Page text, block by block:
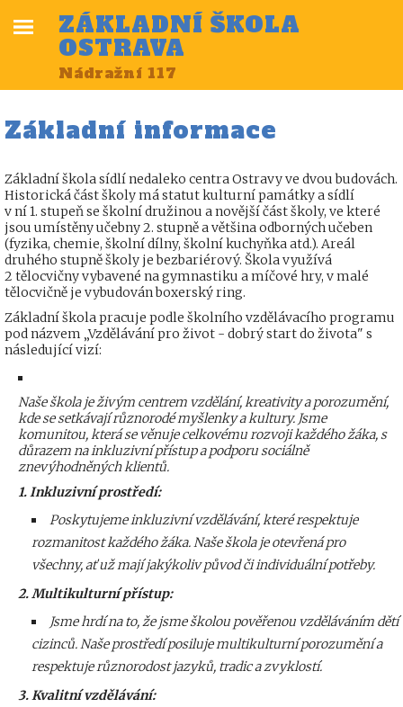
ZÁKLADNÍ ŠKOLA
OSTRAVA
Nádražní 117
Základní informace
Základní škola sídlí nedaleko centra Ostravy ve dvou budovách.
Historická část školy má statut kulturní památky a sídlí
v ní 1. stupeň se školní družinou a novější část školy, ve které
jsou umístěny učebny 2. stupně a většina odborných učeben
(fyzika, chemie, školní dílny, školní kuchyňka atd.). Areál
druhého stupně školy je bezbariérový. Škola využívá
2 tělocvičny vybavené na gymnastiku a míčové hry, v malé
tělocvičně je vybudován boxerský ring.
Základní škola pracuje podle školního vzdělávacího programu
pod názvem „Vzdělávání pro život - dobrý start do života" s
následující vizí:
Naše škola je živým centrem vzdělání, kreativity a porozumění,
kde se setkávají různorodé myšlenky a kultury. Jsme
komunitou, která se věnuje celkovému rozvoji každého žáka, s
důrazem na inkluzivní přístup a podporu sociálně
znevýhodněných klientů.
1. Inkluzivní prostředí:
Poskytujeme inkluzivní vzdělávání, které respektuje
rozmanitost každého žáka. Naše škola je otevřená pro
všechny, ať už mají jakýkoliv původ či individuální potřeby.
2. Multikulturní přístup:
Jsme hrdí na to, že jsme školou pověřenou vzděláváním dětí
cizinců. Naše prostředí posiluje multikulturní porozumění a
respektuje různorodost jazyků, tradic a zvyklostí.
3. Kvalitní vzdělávání: